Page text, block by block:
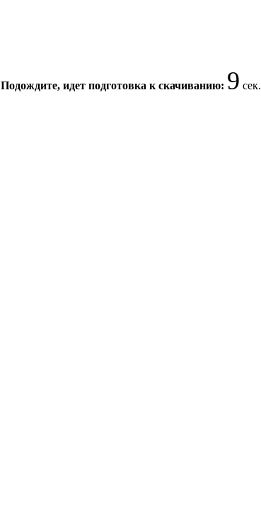
Подождите, идет подготовка к скачиванию: 9 сек.